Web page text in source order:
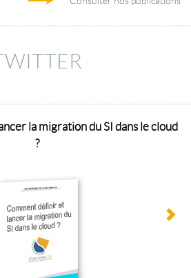
la migration du SI dans le cloud
?